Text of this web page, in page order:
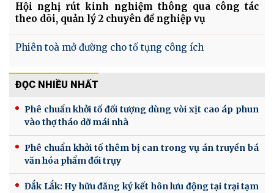
Hội nghị rút kinh nghiệm thông qua công tác
theo dõi, quản lý 2 chuyên đề nghiệp vụ
Phiên toà mở đường cho tố tụng công ích
ĐỌC NHIỀU NHẤT
Phê chuẩn khởi tố đối tượng dùng vòi xịt cao áp phun
vào thợ tháo dỡ mái nhà
Phê chuẩn khởi tố thêm bị can trong vụ án truyền bá
văn hóa phẩm đồi trụy
Đắk Lắk: Hy hữu đăng ký kết hôn lưu động tại trại tạm